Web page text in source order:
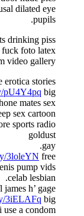
dilated eye
pupils.
drinking piss
fuck foto latex
video gallery.
erotica stories
pU4Y4pq big
mates sex.
sex cartoon
sports radio
goldust
gay.
3loleYN free
pump vids
celab lesbian.
h’ gage
3iELAFq big
a condom.